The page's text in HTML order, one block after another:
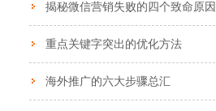
揭秘微信营销失败的四个致命原因
重点关键字突出的优化方法
海外推广的六大步骤总汇